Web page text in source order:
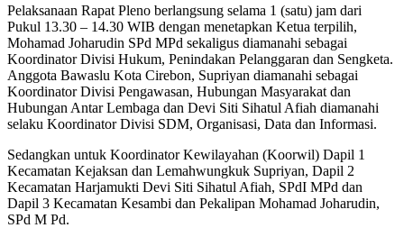
Pelaksanaan Rapat Pleno berlangsung selama 1 (satu) jam dari
Pukul 13.30 – 14.30 WIB dengan menetapkan Ketua terpilih,
Mohamad Joharudin SPd MPd sekaligus diamanahi sebagai
Koordinator Divisi Hukum, Penindakan Pelanggaran dan Sengketa.
Anggota Bawaslu Kota Cirebon, Supriyan diamanahi sebagai
Koordinator Divisi Pengawasan, Hubungan Masyarakat dan
Hubungan Antar Lembaga dan Devi Siti Sihatul Afiah diamanahi
selaku Koordinator Divisi SDM, Organisasi, Data dan Informasi.
Sedangkan untuk Koordinator Kewilayahan (Koorwil) Dapil 1
Kecamatan Kejaksan dan Lemahwungkuk Supriyan, Dapil 2
Kecamatan Harjamukti Devi Siti Sihatul Afiah, SPdI MPd dan
Dapil 3 Kecamatan Kesambi dan Pekalipan Mohamad Joharudin,
SPd M Pd.